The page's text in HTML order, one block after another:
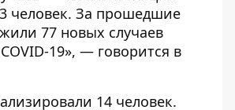
человек. За прошедшие
77 новых случаев
19», — говорится в
14 человек.